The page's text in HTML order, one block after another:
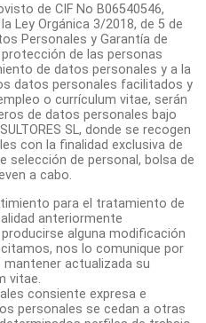
de CIF No B06540546,
Ley Orgánica 3/2018, de 5 de
Personales y Garantía de
de las personas
de datos personales y a la
datos personales facilitados y
o currículum vitae, serán
de datos personales bajo
SL, donde se recogen
con la finalidad exclusiva de
selección de personal, bolsa de
a cabo.
para el tratamiento de
anteriormente
alguna modificación
nos lo comunique por
actualizada su
vitae.
consiente expresa e
personales se cedan a otras